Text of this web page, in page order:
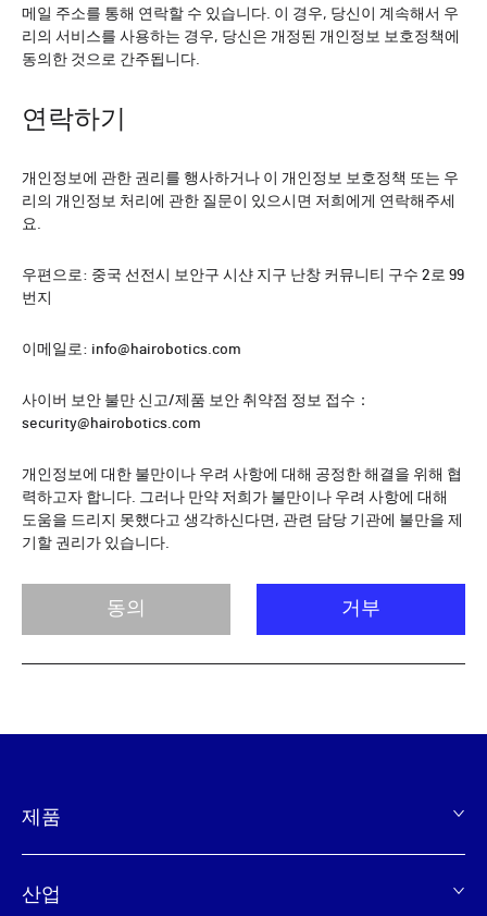
메일 주소를 통해 연락할 수 있습니다. 이 경우, 당신이 계속해서 우
리의 서비스를 사용하는 경우, 당신은 개정된 개인정보 보호정책에
동의한 것으로 간주됩니다.
연락하기
개인정보에 관한 권리를 행사하거나 이 개인정보 보호정책 또는 우
리의 개인정보 처리에 관한 질문이 있으시면 저희에게 연락해주세
요.
우편으로: 중국 선전시 보안구 시샨 지구 난창 커뮤니티 구수 2로 99
번지
이메일로: info@hairobotics.com
사이버 보안 불만 신고/제품 보안 취약점 정보 접수：
security@hairobotics.com
개인정보에 대한 불만이나 우려 사항에 대해 공정한 해결을 위해 협
력하고자 합니다. 그러나 만약 저희가 불만이나 우려 사항에 대해
도움을 드리지 못했다고 생각하신다면, 관련 담당 기관에 불만을 제
기할 권리가 있습니다.
동의 거부
제품
산업